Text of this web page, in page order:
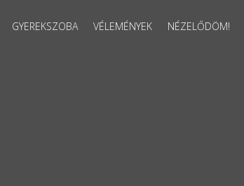
GYEREKSZOBA VÉLEMÉNYEK NÉZELŐDÖM!